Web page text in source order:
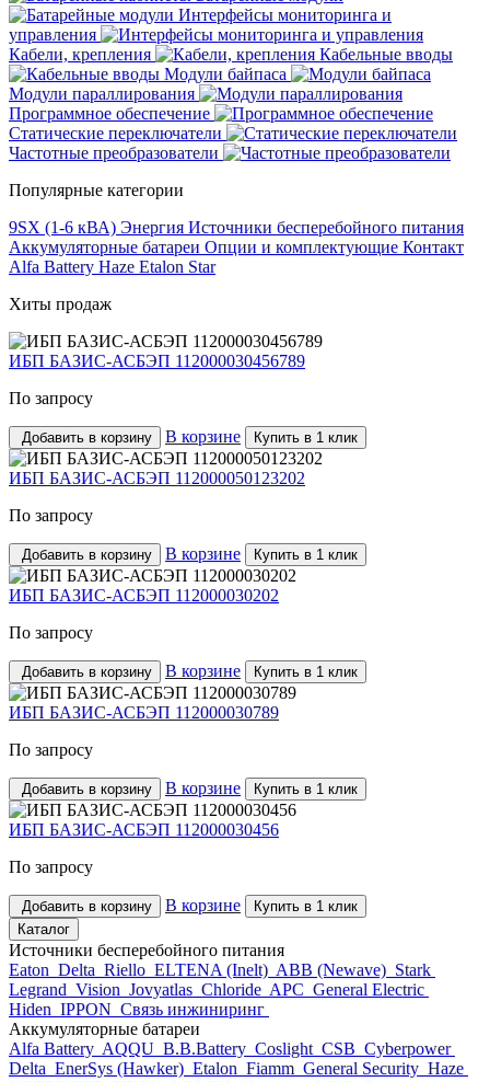
Интерфейсы мониторинга и
управления
Кабели, крепления
Кабельные вводы
Модули байпаса
Модули параллирования
Программное обеспечение
Статические переключатели
Частотные преобразователи
Популярные категории
9SX (1-6 кВА) Энергия Источники бесперебойного питания
Аккумуляторные батареи Опции и комплектующие Контакт
Alfa Battery Haze Etalon Star
Хиты продаж
ИБП БАЗИС-АСБЭП 112000030456789
По запросу
Добавить в корзину В корзине Купить в 1 клик
ИБП БАЗИС-АСБЭП 112000050123202
По запросу
Добавить в корзину В корзине Купить в 1 клик
ИБП БАЗИС-АСБЭП 112000030202
По запросу
Добавить в корзину В корзине Купить в 1 клик
ИБП БАЗИС-АСБЭП 112000030789
По запросу
Добавить в корзину В корзине Купить в 1 клик
ИБП БАЗИС-АСБЭП 112000030456
По запросу
Добавить в корзину В корзине
Купить в 1 клик
Каталог
Источники бесперебойного питания
Eaton Delta Riello ELTENA (Inelt) ABB (Newave) Stark
Legrand Vision Jovyatlas Chloride APC General Electric
Hiden IPPON Связь инжиниринг
Аккумуляторные батареи
Alfa Battery AQQU B.B.Battery Coslight CSB Cyberpower
Delta EnerSys (Hawker) Etalon Fiamm General Security Haze